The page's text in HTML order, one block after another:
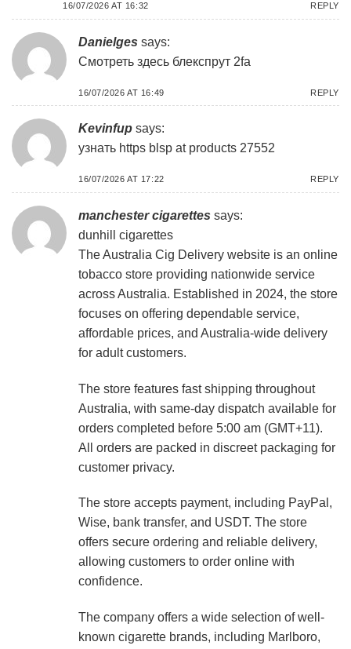
16/07/2026 AT 16:32 REPLY
Danielges says:
Смотреть здесь блекспрут 2fa
16/07/2026 AT 16:49 REPLY
Kevinfup says:
узнать https blsp at products 27552
16/07/2026 AT 17:22 REPLY
manchester cigarettes says:
dunhill cigarettes
The Australia Cig Delivery website is an online
tobacco store providing nationwide service
across Australia. Established in 2024, the store
focuses on offering dependable service,
affordable prices, and Australia-wide delivery
for adult customers.
The store features fast shipping throughout
Australia, with same-day dispatch available for
orders completed before 5:00 am (GMT+11).
All orders are packed in discreet packaging for
customer privacy.
The store accepts payment, including PayPal,
Wise, bank transfer, and USDT. The store
offers secure ordering and reliable delivery,
allowing customers to order online with
confidence.
The company offers a wide selection of well-
known cigarette brands, including Marlboro,